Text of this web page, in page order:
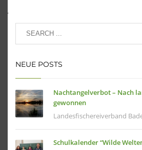
NEUE POSTS
Nachtangelverbot – Nach
gewonnen
Landesfischereiverband
Schulkalender “Wilde